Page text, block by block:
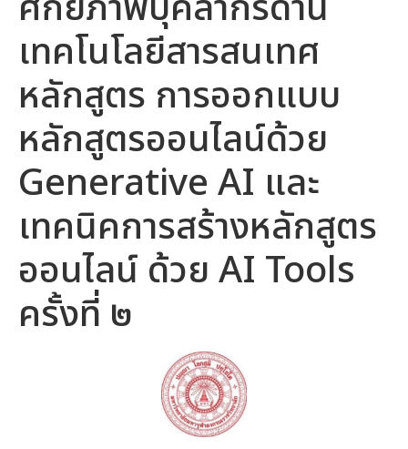
เทคโนโลยีสารสนเทศ
หลักสูตร การออกแบบ
หลักสูตรออนไลน์ด้วย
Generative AI และ
เทคนิคการสร้างหลักสูตร
ออนไลน์ ด้วย AI Tools
ครั้งที่ ๒